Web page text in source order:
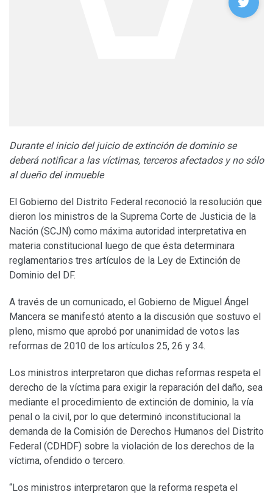
Durante el inicio del juicio de extinción de dominio se
deberá notificar a las víctimas, terceros afectados y no sólo
al dueño del inmueble
El Gobierno del Distrito Federal reconoció la resolución que
dieron los ministros de la Suprema Corte de Justicia de la
Nación (SCJN) como máxima autoridad interpretativa en
materia constitucional luego de que ésta determinara
reglamentarios tres artículos de la Ley de Extinción de
Dominio del DF.
A través de un comunicado, el Gobierno de Miguel Ángel
Mancera se manifestó atento a la discusión que sostuvo el
pleno, mismo que aprobó por unanimidad de votos las
reformas de 2010 de los artículos 25, 26 y 34.
Los ministros interpretaron que dichas reformas respeta el
derecho de la víctima para exigir la reparación del daño, sea
mediante el procedimiento de extinción de dominio, la vía
penal o la civil, por lo que determinó inconstitucional la
demanda de la Comisión de Derechos Humanos del Distrito
Federal (CDHDF) sobre la violación de los derechos de la
víctima, ofendido o tercero.
“Los ministros interpretaron que la reforma respeta el